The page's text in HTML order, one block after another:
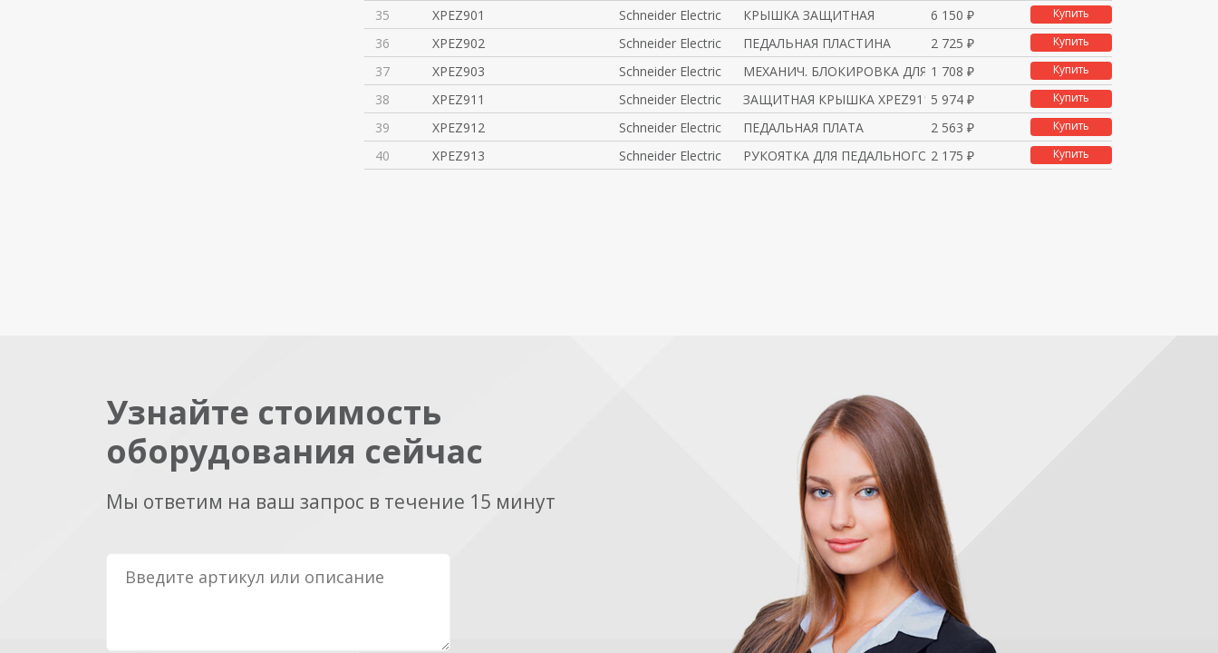
35 XPEZ901 Schneider Electric КРЫШКА ЗАЩИТНАЯ 6 150 ₽ Купить
36 XPEZ902 Schneider Electric ПЕДАЛЬНАЯ ПЛАСТИНА 2 725 ₽ Купить
37 XPEZ903 Schneider Electric МЕХАНИЧ. БЛОКИРОВКА ДЛЯ ПЕДАЛЬ
1 708 ₽ Купить
38 XPEZ911 Schneider Electric ЗАЩИТНАЯ КРЫШКА XPEZ911 5 974 ₽ Купить
39 XPEZ912 Schneider Electric ПЕДАЛЬНАЯ ПЛАТА 2 563 ₽ Купить
40 XPEZ913 Schneider Electric РУКОЯТКА ДЛЯ ПЕДАЛЬНОГО ВЫКЛЮЧ
2 175 ₽ Купить
Узнайте стоимость
оборудования сейчас
Мы ответим на ваш запрос в течение 15 минут